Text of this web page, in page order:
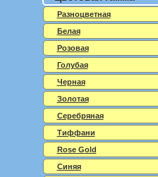
Разноцветная
Белая
Розовая
Голубая
Черная
Золотая
Серебряная
Тиффани
Rose Gold
Синяя